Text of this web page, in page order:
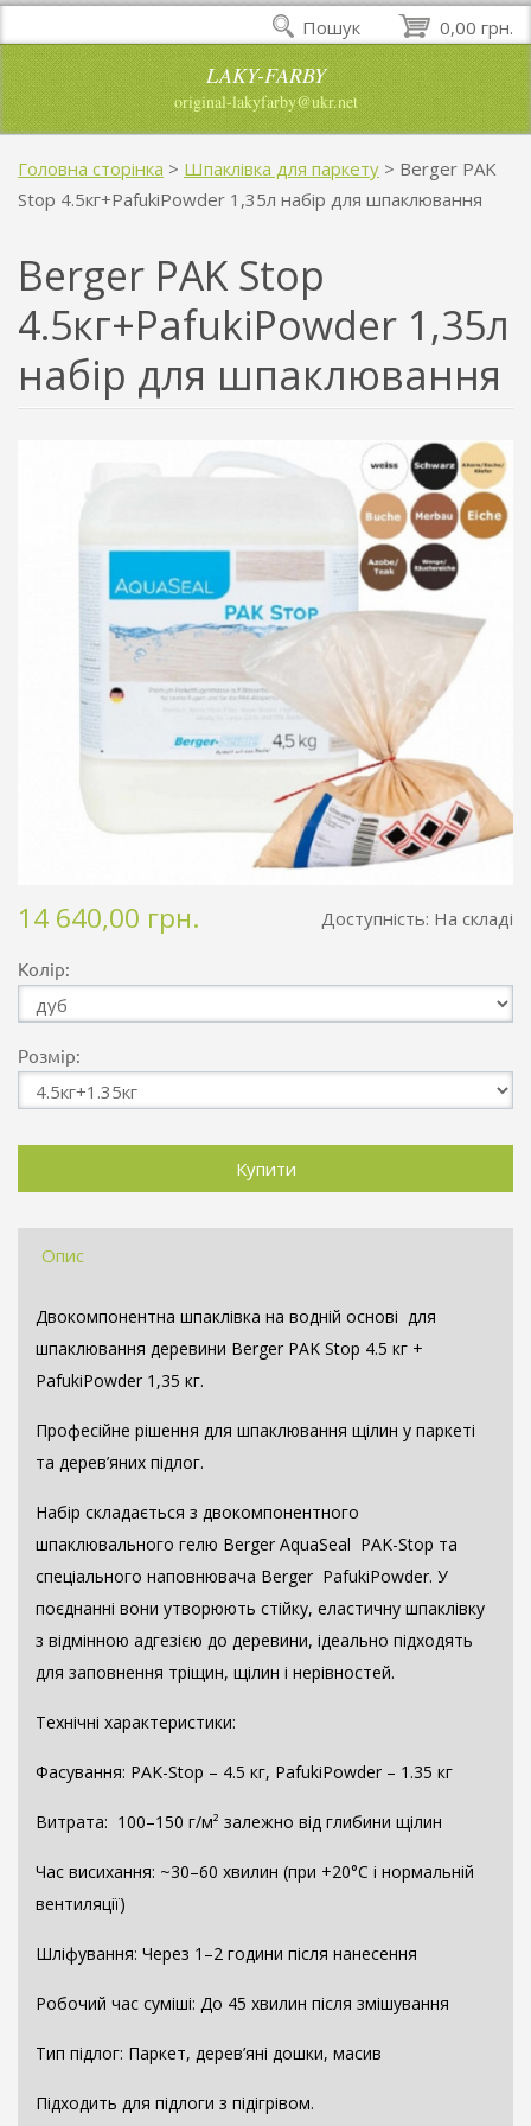
LAKY-FARBY
original-lakyfarby@ukr.net
Головна сторінка > Шпаклівка для паркету > Berger PAK
Stop 4.5кг+PafukiPowder 1,35л набір для шпаклювання
Berger PAK Stop
4.5кг+PafukiPowder 1,35л
набір для шпаклювання
Доступність: На складі
14 640,00 грн.
Колір:
Розмір:
Опис
Двокомпонентна шпаклівка на водній основі для
шпаклювання деревини Berger PAK Stop 4.5 кг +
PafukiPowder 1,35 кг.
Професійне рішення для шпаклювання щілин у паркеті
та дерев’яних підлог.
Набір складається з двокомпонентного
шпаклювального гелю Berger AquaSeal PAK-Stop та
спеціального наповнювача Berger PafukiPowder. У
поєднанні вони утворюють стійку, еластичну шпаклівку
з відмінною адгезією до деревини, ідеально підходять
для заповнення тріщин, щілин і нерівностей.
Технічні характеристики:
Фасування: PAK-Stop – 4.5 кг, PafukiPowder – 1.35 кг
Витрата: 100–150 г/м² залежно від глибини щілин
Час висихання: ~30–60 хвилин (при +20°C і нормальній
вентиляції)
Шліфування: Через 1–2 години після нанесення
Робочий час суміші: До 45 хвилин після змішування
Тип підлог: Паркет, дерев’яні дошки, масив
Підходить для підлоги з підігрівом.
0,00 грн.
Пошук